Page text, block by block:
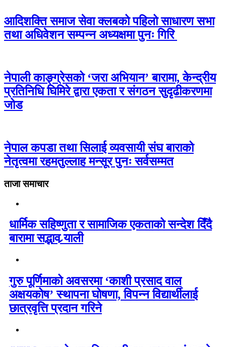
आदिशक्ति समाज सेवा क्लबको पहिलो साधारण सभा
तथा अधिवेशन सम्पन्न अध्यक्षमा पुनः गिरि
नेपाली काङ्ग्रेसको ‘जरा अभियान’ बारामा, केन्द्रीय
प्रतिनिधि घिमिरे द्वारा एकता र संगठन सुदृढीकरणमा
जोड
नेपाल कपडा तथा सिलाई व्यवसायी संघ बाराको
नेतृत्वमा रहमतुल्लाह मन्सूर पुनः सर्वसम्मत
ताजा समाचार
धार्मिक सहिष्णुता र सामाजिक एकताको सन्देश दिँदै
बारामा सद्भाव र्‍याली
गुरु पूर्णिमाको अवसरमा ‘काशी प्रसाद वाल
अक्षयकोष’ स्थापना घोषणा, विपन्न विद्यार्थीलाई
छात्रवृत्ति प्रदान गरिने